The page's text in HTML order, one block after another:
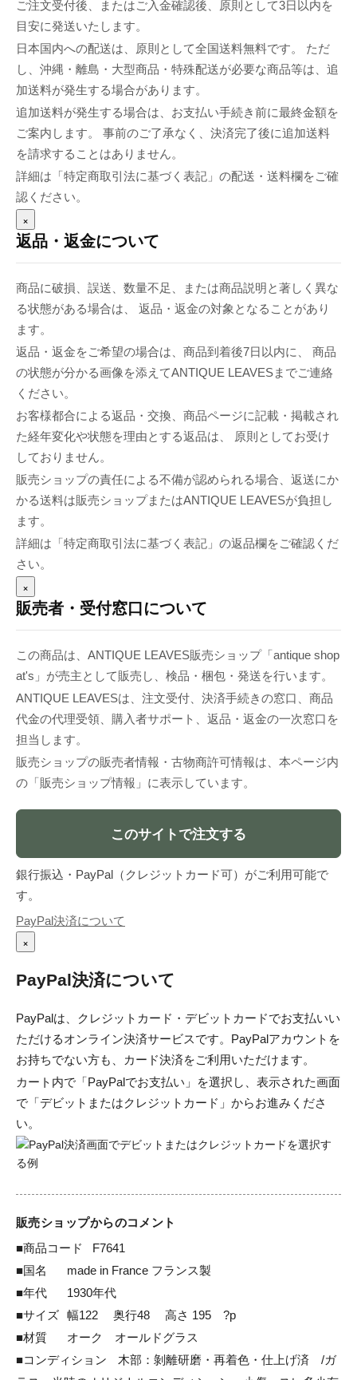
ご注文受付後、またはご入金確認後、原則として3日以内を
目安に発送いたします。
日本国内への配送は、原則として全国送料無料です。 ただ
し、沖縄・離島・大型商品・特殊配送が必要な商品等は、追
加送料が発生する場合があります。
追加送料が発生する場合は、お支払い手続き前に最終金額を
ご案内します。 事前のご了承なく、決済完了後に追加送料
を請求することはありません。
詳細は「特定商取引法に基づく表記」の配送・送料欄をご確
認ください。
×
返品・返金について
商品に破損、誤送、数量不足、または商品説明と著しく異な
る状態がある場合は、 返品・返金の対象となることがあり
ます。
返品・返金をご希望の場合は、商品到着後7日以内に、 商品
の状態が分かる画像を添えてANTIQUE LEAVESまでご連絡
ください。
お客様都合による返品・交換、商品ページに記載・掲載され
た経年変化や状態を理由とする返品は、 原則としてお受け
しておりません。
販売ショップの責任による不備が認められる場合、返送にか
かる送料は販売ショップまたはANTIQUE LEAVESが負担し
ます。
詳細は「特定商取引法に基づく表記」の返品欄をご確認くだ
さい。
×
販売者・受付窓口について
この商品は、ANTIQUE LEAVES販売ショップ「antique shop
at's」が売主として販売し、検品・梱包・発送を行います。
ANTIQUE LEAVESは、注文受付、決済手続きの窓口、商品
代金の代理受領、購入者サポート、返品・返金の一次窓口を
担当します。
販売ショップの販売者情報・古物商許可情報は、本ページ内
の「販売ショップ情報」に表示しています。
このサイトで注文する
銀行振込・PayPal（クレジットカード可）がご利用可能で
す。
PayPal決済について
×
PayPal決済について
PayPalは、クレジットカード・デビットカードでお支払いい
ただけるオンライン決済サービスです。PayPalアカウントを
お持ちでない方も、カード決済をご利用いただけます。
カート内で「PayPalでお支払い」を選択し、表示された画面
で「デビットまたはクレジットカード」からお進みくださ
い。
販売ショップからのコメント
■商品コード	F7641
■国名	made in France フランス製
■年代	1930年代
■サイズ	幅122　 奥行48 　高さ 195　?p
■材質	オーク　オールドグラス
■コンディション	木部：剝離研磨・再着色・仕上げ済　/ガ